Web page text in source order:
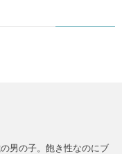
男の子。飽き性なのにブ